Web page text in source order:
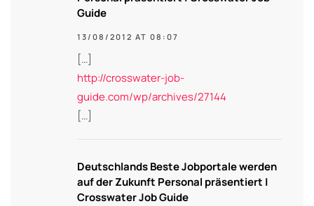
Guide
13/08/2012 AT 08:07
[…]
http://crosswater-job-
guide.com/wp/archives/27144
[…]
Deutschlands Beste Jobportale werden
auf der Zukunft Personal präsentiert |
Crosswater Job Guide